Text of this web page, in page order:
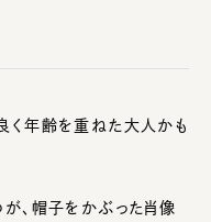
く年齢を重ねた大人かも
、帽子をかぶった肖像